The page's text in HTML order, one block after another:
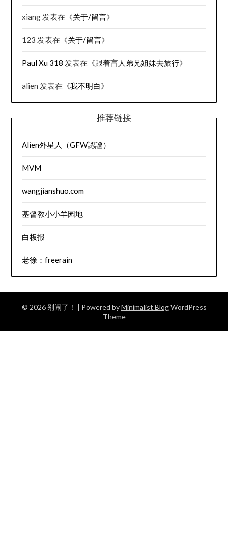
xiang 发表在《关于/留言》
123 发表在《关于/留言》
Paul Xu 318 发表在《跟着盲人弟兄姐妹去旅行》
alien 发表在《我不明白》
推荐链接
Alien外星人（GFW認證）
MVM
wangjianshuo.com
基督教小小羊园地
白板报
老徐：freerain
© 2026 别闹了！ | Powered byMinimalist BlogWordPress
Theme